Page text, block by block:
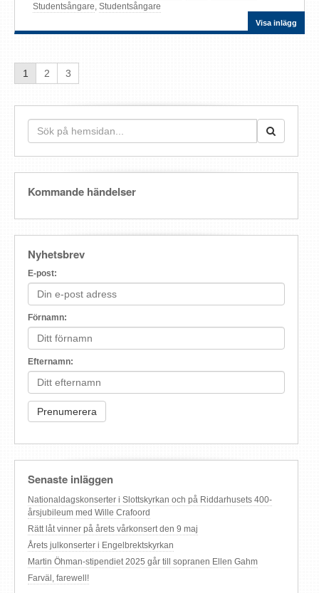
Visa inlägg
Studentsångare Studentsångare
1 2 3
Kommande händelser
Nyhetsbrev
E-post:
Förnamn:
Efternamn:
Senaste inläggen
Nationaldagskonserter i Slottskyrkan och på Riddarhusets 400-
årsjubileum med Wille Crafoord
Rätt låt vinner på årets vårkonsert den 9 maj
Årets julkonserter i Engelbrektskyrkan
Martin Öhman-stipendiet 2025 går till sopranen Ellen Gahm
Farväl, farewell!